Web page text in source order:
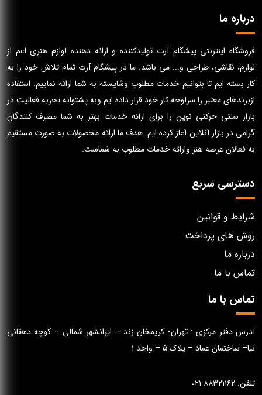
درباره ما
فروشگاه اینترنتی پیشگام آرت تولیدکننده و ارائه دهنده لوازم هنری اعم از
لوازم، نقاشی، طراحی و... می باشد. ما در پیشگام آرت تمام تلاش خود را به
کار بسته ایم تا بتوانیم خدمات مطلوب وشایسته به شما ارائه نماییم. استفاده
ازبرندهای معتبر را سرلوحه کار خود قرار داده ایم وبه پشتوانه تجربه فعالیت در
بازار سنتی حرکتی نوین را برای ارائه خدمات بهتر به شما مصرف کنندگان
گرامی در بازار آنلاین آغاز کرده ایم. هدف ما ارائه محصولات به صورت مستقیم
به فعالان عرصه هنر وارائه خدمات مطلوب به شماست.
دسترسی سریع
شرایط و قوانین
روش های پرداخت
درباره ما
تماس با ما
تماس با ما
آدرس دفتر مرکزی : تهران- کریمخان زند – ایرانشهر شمالی – کوچه دهقانی
نیا– ساختمان عماد – پلاک ۵ – واحد ۱
تلفن: ۸۸۳۲۱۱۶۲ ۰۲۱